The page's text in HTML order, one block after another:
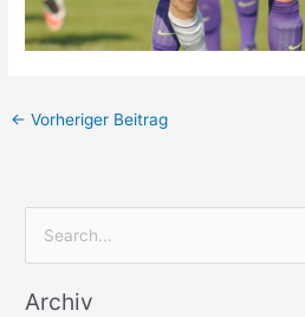
← Vorheriger Beitrag
c
Archiv